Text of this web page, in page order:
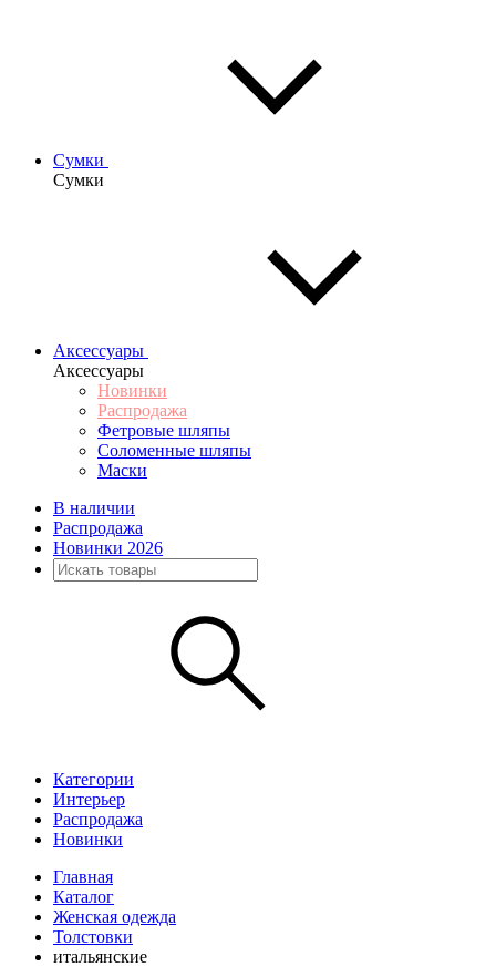
Сумки
Сумки
Аксессуары
Аксессуары
Новинки
Распродажа
Фетровые шляпы
Соломенные шляпы
Маски
В наличии
Распродажа
Новинки 2026
Категории
Интерьер
Распродажа
Новинки
Главная
Каталог
Женская одежда
Толстовки
итальянские